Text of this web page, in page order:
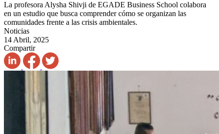
La profesora Alysha Shivji de EGADE Business School colabora
en un estudio que busca comprender cómo se organizan las
comunidades frente a las crisis ambientales.
Noticias
14 Abril, 2025
Compartir